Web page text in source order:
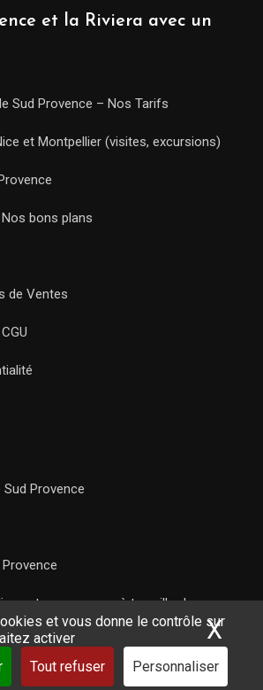
et vous donne le contrôle sur
activer
Tout refuser Personnaliser
X
et la Riviera avec un
Sud Provence – Nos Tarifs
et Montpellier (visites, excursions)
bons plans
de Ventes
Provence
et commencez à travailler !